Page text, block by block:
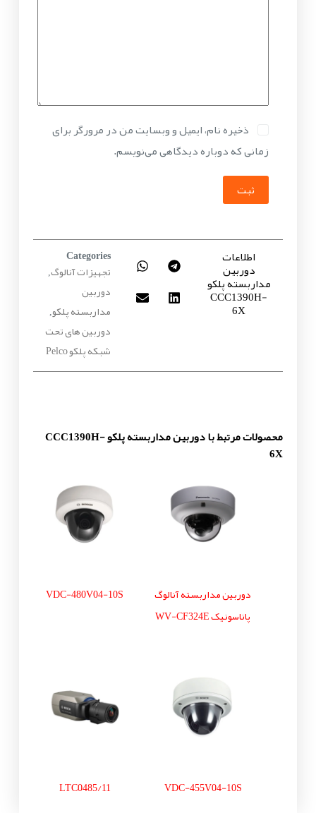
ذخیره نام، ایمیل و وبسایت من در مرورگر برای
زمانی که دوباره دیدگاهی می‌نویسم.
ثبت
اطلاعات
دوربین
مداربسته پلکو
CCC1390H-
6X
Categories
تجهیزات آنالوگ
دوربین
مداربسته پلکو
دوربین های تحت
شبکه پلکو Pelco
محصولات مرتبط با دوربین مداربسته پلکو CCC1390H-
6X
دوربین مداربسته آنالوگ
پاناسونیک WV-CF324E
VDC-480V04-10S
VDC-455V04-10S
LTC0485/11